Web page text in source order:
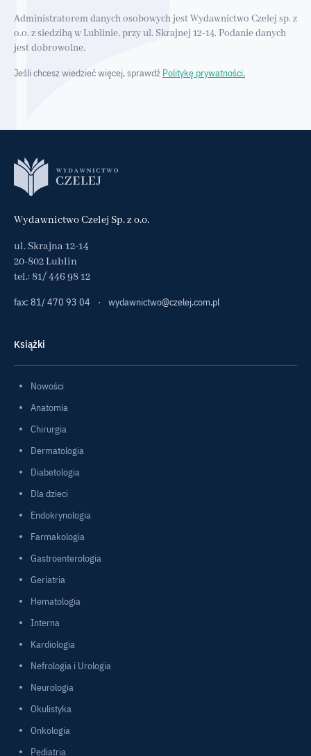
Administratorem danych osobowych jest Wydawnictwo Czelej sp. z
o.o. z siedzibą w Lublinie, przy ul. Skrajnej 12-14. Podanie danych
jest dobrowolne.
Jeśli chcesz wiedzieć więcej, sprawdź Politykę prywatności.
Wydawnictwo Czelej Sp. z o.o.
ul. Skrajna 12-14
20-802 Lublin
tel.: 81/ 446 98 12
fax: 81/ 470 93 04
· wydawnictwo@czelej.com.pl
Książki
Nowości
Anatomia
Chirurgia
Dermatologia
Diabetologia
Dla dzieci
Endokrynologia
Farmakologia
Gastroenterologia
Geriatria
Hematologia
Interna
Kardiologia
Nefrologia i Urologia
Neurologia
Okulistyka
Onkologia
Pediatria